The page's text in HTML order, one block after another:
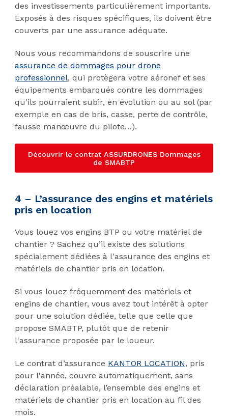
des investissements particulièrement importants.
Exposés à des risques spécifiques, ils doivent être
couverts par une assurance adéquate.
Nous vous recommandons de souscrire une
assurance de dommages pour drone
professionnel, qui protègera votre aéronef et ses
équipements embarqués contre les dommages
qu'ils pourraient subir, en évolution ou au sol (par
exemple en cas de bris, casse, perte de contrôle,
fausse manœuvre du pilote…).
Découvrir le contrat ASSURDRONES Dommages
de SMABTP
4 – L’assurance des engins et matériels
pris en location
Vous louez vos engins BTP ou votre matériel de
chantier ? Sachez qu’il existe des solutions
spécialement dédiées à l'assurance des engins et
matériels de chantier pris en location.
Si vous louez fréquemment des matériels et
engins de chantier, vous avez tout intérêt à opter
pour une solution dédiée, telle que celle que
propose SMABTP, plutôt que de retenir
l'assurance proposée par le loueur.
Le contrat d’assurance KANTOR LOCATION, pris
pour l'année, couvre automatiquement, sans
déclaration préalable, l’ensemble des engins et
matériels de chantier pris en location au fil des
mois.